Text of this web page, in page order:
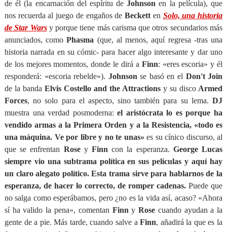
de él (la encarnación del espíritu deJohnsonen la película), que
nos recuerda al juego de engaños deBeckett en Solo, una historia
de Star Warsy porque tiene más carisma que otros secundarios más
anunciados, comoPhasma (que, al menos, aquí regresa -tras una
historia narrada en su cómic- para hacer algo interesante y dar uno
de los mejores momentos, donde le dirá a Finn: «eres escoria» y él
responderá: «escoria rebelde»). Johnsonse basó en el Don't Join
de la banda Elvis Costello and the Attractionsy su disco Armed
Forces, no solo para el aspecto, sino también para su lema.DJ
muestra una verdad posmoderna:el aristócrata lo es porque ha
vendido armas a la Primera Orden y a la Resistencia, «todo es
una máquina. Ve por libre y no te unas» es su cínico discurso, al
que se enfrentan Rose yFinncon la esperanza. George Lucas
siempre vio una subtrama política en sus películas y aquí hay
un claro alegato político. Esta trama sirve para hablarnos de la
esperanza, de hacer lo correcto, de romper cadenas.Puede que
no salga como esperábamos, pero ¿no es la vida así, acaso? «Ahora
sí ha valido la pena», comentan FinnyRose cuando ayudan a la
gente de a pie. Más tarde, cuando salve aFinn, añadirá la que es la